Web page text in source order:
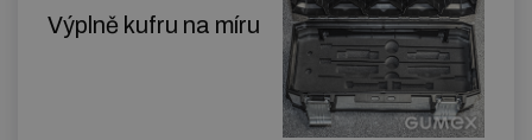
Výplně kufru na míru